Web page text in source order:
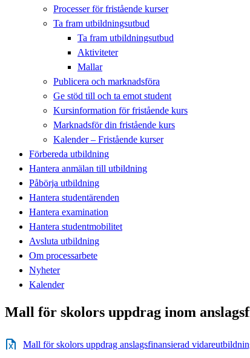
Processer för fristående kurser
Ta fram utbildningsutbud
Ta fram utbildningsutbud
Aktiviteter
Mallar
Publicera och marknadsföra
Ge stöd till och ta emot student
Kursinformation för fristående kurs
Marknadsför din fristående kurs
Kalender – Fristående kurser
Förbereda utbildning
Hantera anmälan till utbildning
Påbörja utbildning
Hantera studentärenden
Hantera examination
Hantera studentmobilitet
Avsluta utbildning
Om processarbete
Nyheter
Kalender
Mall för skolors uppdrag inom
Mall för skolors uppdrag anslagsfinansierad